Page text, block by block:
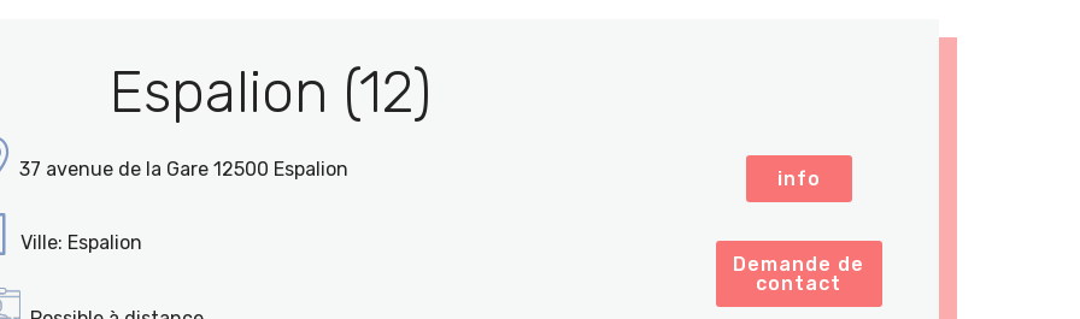
Espalion (12)
37 avenue de la Gare 12500 Espalion
Ville: Espalion
info
Demande de
contact